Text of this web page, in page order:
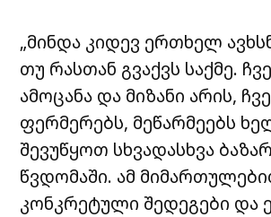
„მინდა კიდევ ერთხელ
თუ რასთან გვაქვს საქმე.
ამოცანა და მიზანი არის,
ფერმერებს, მეწარმეებს
შევუწყოთ სხვადასხვა
წვდომაში. ამ
კონკრეტული შედეგები და